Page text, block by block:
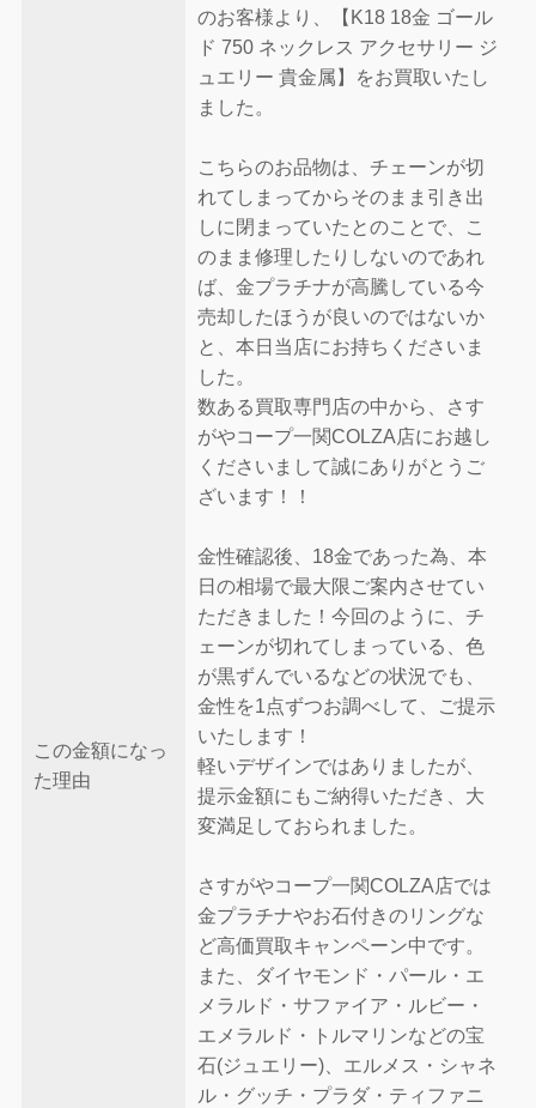
この金額になっ
た理由
のお客様より、【K18 18金 ゴール
ド 750 ネックレス アクセサリー ジ
ュエリー 貴金属】をお買取いたし
ました。
こちらのお品物は、チェーンが切
れてしまってからそのまま引き出
しに閉まっていたとのことで、こ
のまま修理したりしないのであれ
ば、金プラチナが高騰している今
売却したほうが良いのではないか
と、本日当店にお持ちくださいま
した。
数ある買取専門店の中から、さす
がやコープ一関COLZA店にお越し
くださいまして誠にありがとうご
ざいます！！
金性確認後、18金であった為、本
日の相場で最大限ご案内させてい
ただきました！今回のように、チ
ェーンが切れてしまっている、色
が黒ずんでいるなどの状況でも、
金性を1点ずつお調べして、ご提示
いたします！
軽いデザインではありましたが、
提示金額にもご納得いただき、大
変満足しておられました。
さすがやコープ一関COLZA店では
金プラチナやお石付きのリングな
ど高価買取キャンペーン中です。
また、ダイヤモンド・パール・エ
メラルド・サファイア・ルビー・
エメラルド・トルマリンなどの宝
石(ジュエリー)、エルメス・シャネ
ル・グッチ・プラダ・ティファニ